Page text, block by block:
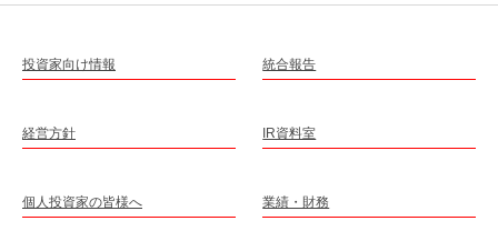
投資家向け情報
経営方針
個人投資家の皆様へ
統合報告
IR資料室
業績・財務